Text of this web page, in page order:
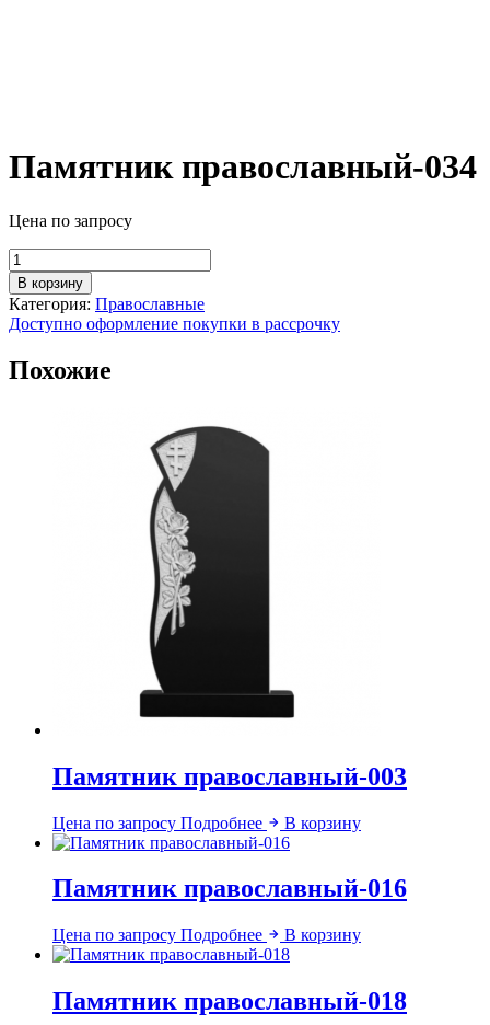
Памятник православный-034
Цена по запросу
Количество
товара
Памятник
православный-034
В корзину
Категория: Православные
Доступно оформление покупки в рассрочку
Похожие
Памятник православный-003
Цена по запросу Подробнее В корзину
Памятник православный-016
Цена по запросу Подробнее В корзину
Памятник православный-018